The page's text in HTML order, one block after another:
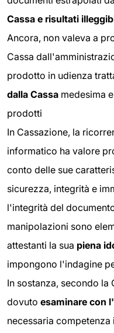
Cassa e risultati
Ancora, non valeva a
Cassa
prodotto in udienza
dalla Cassa medesima
prodotti
In Cassazione, la
informatico ha valore
conto delle sue
sicurezza, integrità e
l'integrità del
manipolazioni sono
attestanti la sua piena
impongono l'indagine
In sostanza, secondo la
dovuto esaminare con
necessaria